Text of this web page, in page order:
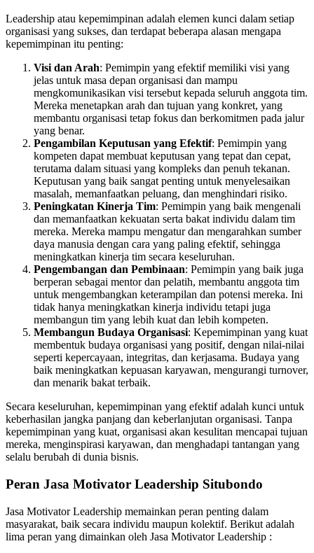
Leadership atau kepemimpinan adalah elemen kunci dalam setiap
organisasi yang sukses, dan terdapat beberapa alasan mengapa
kepemimpinan itu penting:
Visi dan Arah: Pemimpin yang efektif memiliki visi yang
jelas untuk masa depan organisasi dan mampu
mengkomunikasikan visi tersebut kepada seluruh anggota tim.
Mereka menetapkan arah dan tujuan yang konkret, yang
membantu organisasi tetap fokus dan berkomitmen pada jalur
yang benar.
Pengambilan Keputusan yang Efektif: Pemimpin yang
kompeten dapat membuat keputusan yang tepat dan cepat,
terutama dalam situasi yang kompleks dan penuh tekanan.
Keputusan yang baik sangat penting untuk menyelesaikan
masalah, memanfaatkan peluang, dan menghindari risiko.
Peningkatan Kinerja Tim: Pemimpin yang baik mengenali
dan memanfaatkan kekuatan serta bakat individu dalam tim
mereka. Mereka mampu mengatur dan mengarahkan sumber
daya manusia dengan cara yang paling efektif, sehingga
meningkatkan kinerja tim secara keseluruhan.
Pengembangan dan Pembinaan: Pemimpin yang baik juga
berperan sebagai mentor dan pelatih, membantu anggota tim
untuk mengembangkan keterampilan dan potensi mereka. Ini
tidak hanya meningkatkan kinerja individu tetapi juga
membangun tim yang lebih kuat dan lebih kompeten.
Membangun Budaya Organisasi: Kepemimpinan yang kuat
membentuk budaya organisasi yang positif, dengan nilai-nilai
seperti kepercayaan, integritas, dan kerjasama. Budaya yang
baik meningkatkan kepuasan karyawan, mengurangi turnover,
dan menarik bakat terbaik.
Secara keseluruhan, kepemimpinan yang efektif adalah kunci untuk
keberhasilan jangka panjang dan keberlanjutan organisasi. Tanpa
kepemimpinan yang kuat, organisasi akan kesulitan mencapai tujuan
mereka, menginspirasi karyawan, dan menghadapi tantangan yang
selalu berubah di dunia bisnis.
Peran Jasa Motivator Leadership Situbondo
Jasa Motivator Leadership memainkan peran penting dalam
masyarakat, baik secara individu maupun kolektif. Berikut adalah
lima peran yang dimainkan oleh Jasa Motivator Leadership :